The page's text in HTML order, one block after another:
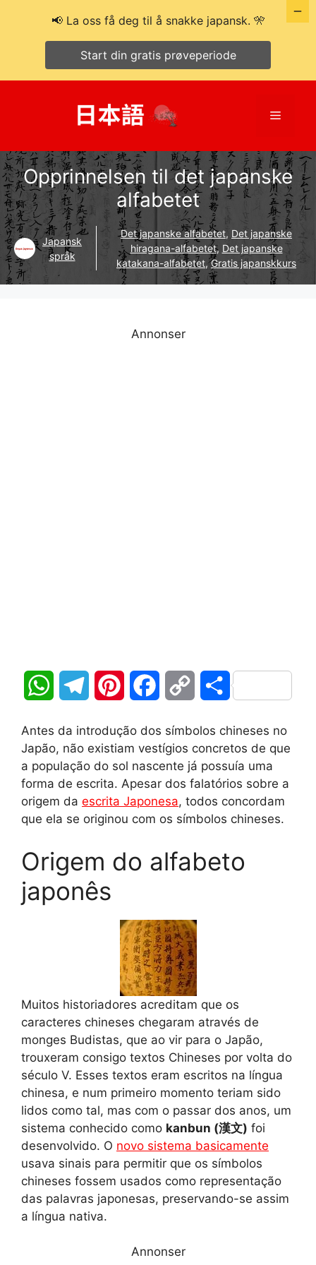
Meny
Opprinnelsen til det japanske
alfabetet
Japansk
språk
Det japanske alfabetet, Det japanske
hiragana-alfabetet, Det japanske
katakana-alfabetet,Gratis japanskkurs
Annonser
W
a
t
s
p
p
l
g
a
m
n
t
e
e
t
c
e
b
o
p
y
L
n
S
a
r
e
Antes da introdução dos símbolos chineses no
Japão, não existiam vestígios concretos de que
a população do sol nascente já possuía uma
forma de escrita. Apesar dos falatórios sobre a
origem da escrita Japonesa, todos concordam
que ela se originou com os símbolos chineses.
Origem do alfabeto
japonês
Muitos historiadores acreditam que os
caracteres chineses chegaram através de
monges Budistas, que ao vir para o Japão,
trouxeram consigo textos Chineses por volta do
século V. Esses textos eram escritos na língua
chinesa, e num primeiro momento teriam sido
lidos como tal, mas com o passar dos anos, um
sistema conhecido como kanbun (漢文) foi
desenvolvido. O novo sistema basicamente
usava sinais para permitir que os símbolos
chineses fossem usados como representação
das palavras japonesas, preservando-se assim
a língua nativa.
Annonser
📢 La oss få deg til å snakke japansk. 🎌
Start din gratis prøveperiode